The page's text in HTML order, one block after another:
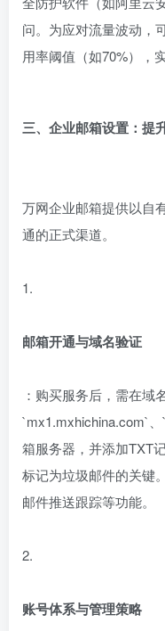
问。为应对流量波动，
用率阈值（如70%），
三、企业邮箱设置：提
万网企业邮箱提供以自
通的正式渠道。
1.
邮箱开通与域名验证
：购买服务后，需在域
`mx1.mxhichina.com`
箱服务器，并添加TXT
标记为垃圾邮件的关键
邮件推送跟踪等功能。
2.
账号体系与管理策略